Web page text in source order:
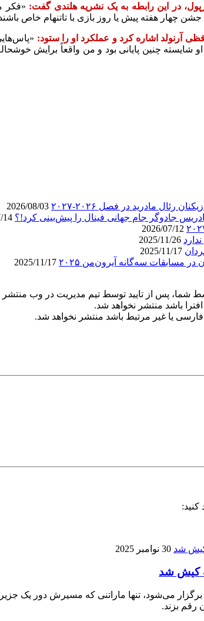
در این رابطه به یک نشریه هلندی گفت: «فکر
چهار هفته پیش یا روز بازی با تاتنهام خاص
آرنولد اشاره کرد و عملکرد او را ستود:
شایسته چنین پایانی بود و من واقعاً برایش
رئال مادرید در فصل ۲۰۲۶-۲۰۲۷
جادوگر جام جهانی فینال را پیش‌بینی کرد!؟
مسابقات سه‌گانه آیرون‌من ۲۰۲۵
شما، پس از تایید توسط تیم مدیریت در وب
باشد منتشر نخواهد شد.
فارسی یا غیر مرتبط باشد منتشر نخواهد شد.
کنید:
30 نوامبر 2025
کیش شد
رقم بزند.